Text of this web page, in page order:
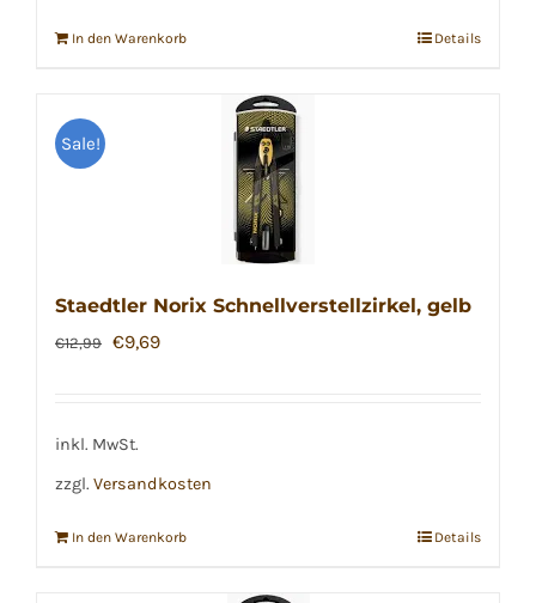
In den Warenkorb Details
Sale!
Staedtler Norix Schnellverstellzirkel, gelb
€12,99 Ursprünglicher
€12,99
€9,69Aktueller
inkl. MwSt.
zzgl. Versandkosten
In den Warenkorb Details